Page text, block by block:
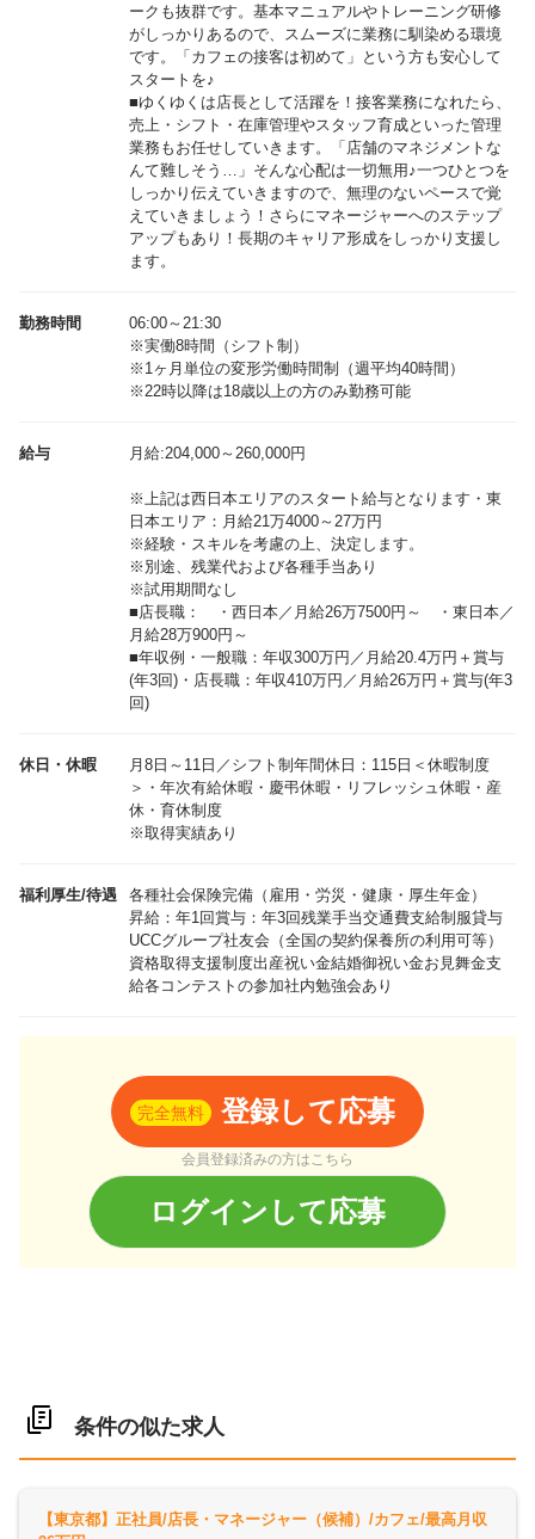
ークも抜群です。基本マニュアルやトレーニング研修
がしっかりあるので、スムーズに業務に馴染める環境
です。「カフェの接客は初めて」という方も安心して
スタートを♪
■ゆくゆくは店長として活躍を！接客業務になれたら、
売上・シフト・在庫管理やスタッフ育成といった管理
業務もお任せしていきます。「店舗のマネジメントな
んて難しそう…」そんな心配は一切無用♪一つひとつを
しっかり伝えていきますので、無理のないペースで覚
えていきましょう！さらにマネージャーへのステップ
アップもあり！長期のキャリア形成をしっかり支援し
ます。
勤務時間
06:00～21:30
※実働8時間（シフト制）
※1ヶ月単位の変形労働時間制（週平均40時間）
※22時以降は18歳以上の方のみ勤務可能
給与 月給:204,000～260,000円
※上記は西日本エリアのスタート給与となります・東
日本エリア：月給21万4000～27万円
※経験・スキルを考慮の上、決定します。
※別途、残業代および各種手当あり
※試用期間なし
■店長職： ・西日本／月給26万7500円～ ・東日本／
月給28万900円～
■年収例・一般職：年収300万円／月給20.4万円＋賞与
(年3回)・店長職：年収410万円／月給26万円＋賞与(年3
回)
休日・休暇
月8日～11日／シフト制年間休日：115日＜休暇制度
＞・年次有給休暇・慶弔休暇・リフレッシュ休暇・産
休・育休制度
※取得実績あり
福利厚生/待遇
各種社会保険完備（雇用・労災・健康・厚生年金）
昇給：年1回賞与：年3回残業手当交通費支給制服貸与
UCCグループ社友会（全国の契約保養所の利用可等）
資格取得支援制度出産祝い金結婚御祝い金お見舞金支
給各コンテストの参加社内勉強会あり
完全無料 登録して応募
会員登録済みの方はこちら
ログインして応募
条件の似た求人
【東京都】正社員/店長・マネージャー（候補）/カフェ/最高月収